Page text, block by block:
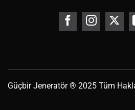
GüçbirJeneratör® 2025 Tüm